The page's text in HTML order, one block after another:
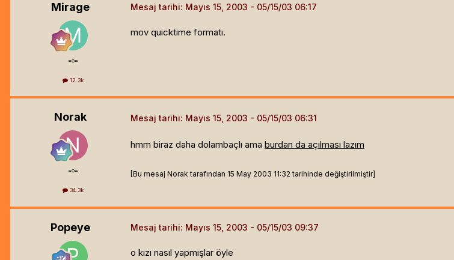
Mirage
=o=
12.3k
Mesaj tarihi: Mayıs 15, 2003
mov quicktime formatı.
Norak
=o=
34.3k
Mesaj tarihi: Mayıs 15, 2003
hmm biraz daha dolambaçlı ama burdan da açılması lazım
[Bu mesaj Norak tarafından 15 May 2003 11:32 tarihinde değiştirilmiştir]
Popeye Mesaj tarihi: Mayıs 15, 2003
o kızı nasıl yapmışlar öyle